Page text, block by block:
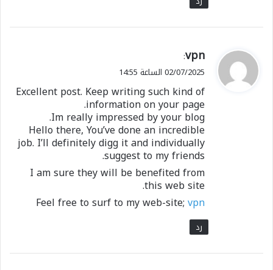
ي
ق
ل
vpn
:
02/07/2025 الساعة 14:55
Excellent post. Keep writing such kind of
information on your page.
Im really impressed by your blog.
Hello there, You’ve done an incredible
job. I’ll definitely digg it and individually
suggest to my friends.
I am sure they will be benefited from
this web site.
Feel free to surf to my web-site;vpn
رد